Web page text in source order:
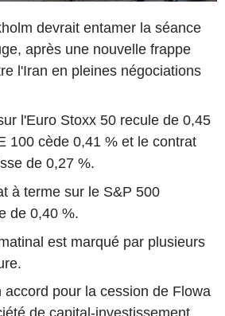
devrait entamer la séance
après une nouvelle frappe
l'Iran en pleines négociations
l'Euro Stoxx 50 recule de 0,45
100 cède 0,41 % et le contrat
de 0,27 %.
à terme sur le S&P 500
de 0,40 %.
est marqué par plusieurs
accord pour la cession de Flowa